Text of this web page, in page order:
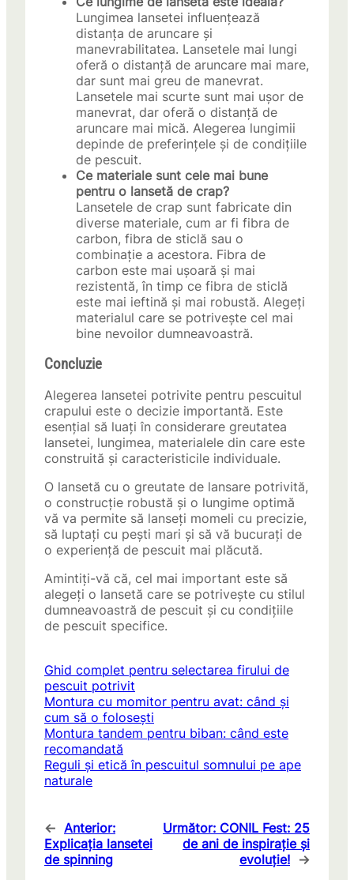
Lungimea lansetei influențează
distanța de aruncare și
manevrabilitatea. Lansetele mai lungi
oferă o distanță de aruncare mai mare,
dar sunt mai greu de manevrat.
Lansetele mai scurte sunt mai ușor de
manevrat, dar oferă o distanță de
aruncare mai mică. Alegerea lungimii
depinde de preferințele și de condițiile
de pescuit.
Ce materiale sunt cele mai bune
pentru o lansetă de crap?
Lansetele de crap sunt fabricate din
diverse materiale, cum ar fi fibra de
carbon, fibra de sticlă sau o
combinație a acestora. Fibra de
carbon este mai ușoară și mai
rezistentă, în timp ce fibra de sticlă
este mai ieftină și mai robustă. Alegeți
materialul care se potrivește cel mai
bine nevoilor dumneavoastră.
Concluzie
Alegerea lansetei potrivite pentru pescuitul
crapului este o decizie importantă. Este
esențial să luați în considerare greutatea
lansetei, lungimea, materialele din care este
construită și caracteristicile individuale.
O lansetă cu o greutate de lansare potrivită,
o construcție robustă și o lungime optimă
vă va permite să lanseți momeli cu precizie,
să luptați cu pești mari și să vă bucurați de
o experiență de pescuit mai plăcută.
Amintiți-vă că, cel mai important este să
alegeți o lansetă care se potrivește cu stilul
dumneavoastră de pescuit și cu condițiile
de pescuit specifice.
Ghid complet pentru selectarea firului de
pescuit potrivit
Montura cu momitor pentru avat: când și
cum să o folosești
Montura tandem pentru biban: când este
recomandată
Reguli și etică în pescuitul somnului pe ape
naturale
← Anterior:
Explicația lansetei
de spinning
Următor: CONIL Fest: 25
de ani de inspirație și
evoluție! →